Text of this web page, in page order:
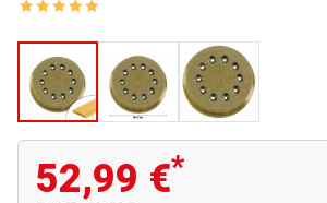
52,99 €*